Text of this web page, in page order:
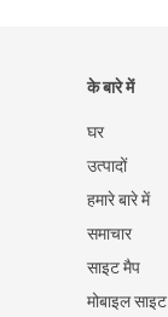
के बारे में
घर
उत्पादों
हमारे बारे में
समाचार
साइट मैप
मोबाइल साइट